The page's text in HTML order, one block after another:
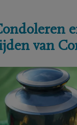
van